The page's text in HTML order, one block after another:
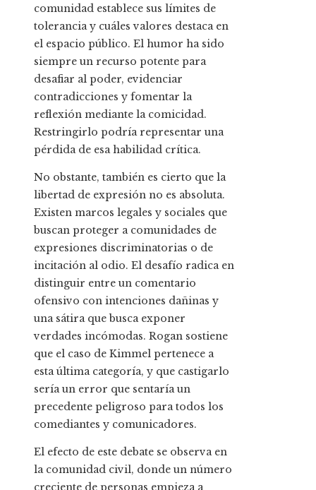
comunidad establece sus límites de
tolerancia y cuáles valores destaca en
el espacio público. El humor ha sido
siempre un recurso potente para
desafiar al poder, evidenciar
contradicciones y fomentar la
reflexión mediante la comicidad.
Restringirlo podría representar una
pérdida de esa habilidad crítica.
No obstante, también es cierto que la
libertad de expresión no es absoluta.
Existen marcos legales y sociales que
buscan proteger a comunidades de
expresiones discriminatorias o de
incitación al odio. El desafío radica en
distinguir entre un comentario
ofensivo con intenciones dañinas y
una sátira que busca exponer
verdades incómodas. Rogan sostiene
que el caso de Kimmel pertenece a
esta última categoría, y que castigarlo
sería un error que sentaría un
precedente peligroso para todos los
comediantes y comunicadores.
El efecto de este debate se observa en
la comunidad civil, donde un número
creciente de personas empieza a